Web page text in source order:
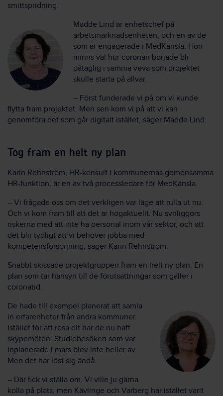
smittspridning.
Madde Lind är enhetschef på
arbetsmarknadsenheten, och en av de
som är engagerade i MedKänsla. Hon
minns väl hur coronan började bli
påtaglig i samma veva som projektet
skulle starta på allvar.
– Först funderade vi på om vi kunde
flytta fram projektet. Men sen kom vi på att vi kan
genomföra det som går digitalt istället, säger Madde Lind.
Tog fram en helt ny plan
Karin Rehnström, HR-konsult i kommunernas gemensamma
HR-funktion, är en av två processledare för MedKänsla.
– Vi frågade oss om det verkligen var läge att rulla ut nu.
Och vi kom fram till att det är högaktuellt. Nu synliggörs
riskerna med att inte ha personal inom vår sektor, och att
det blir tydligt att vi behöver jobba med
kompetensförsörjning, säger Karin Rehnström.
Snabbt skissade projektgruppen fram en helt ny plan. En
plan som tar hänsyn till de förutsättningar som gäller i
coronatid.
De hade till exempel planerat att samla
in erfarenheter från andra kommuner.
Istället för att resa dit har de nu haft
skypemöten. Studiebesöken som var
inplanerade i mars blev inte heller av.
Men det har löst sig ändå.
– Där fick vi ställa om. Vi ville ju gärna
kolla på plats, men Kävlinge och Varberg har istället varit